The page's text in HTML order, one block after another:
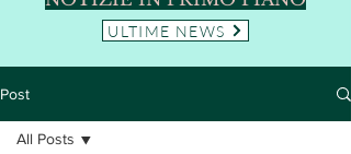
ULTIME NEWS
Post
All Posts